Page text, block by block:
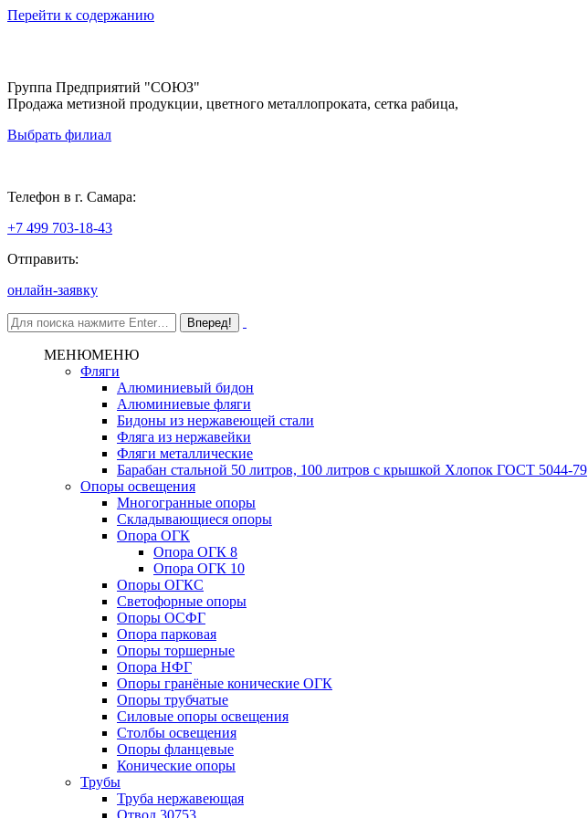
Перейти к содержанию
Группа Предприятий "СОЮЗ"
Продажа метизной продукции, цветного металлопроката, сетка рабица,
Выбрать филиал
Телефон в г. Самара:
+7 499 703-18-43
Отправить:
онлайн-заявку
МЕНЮМЕНЮ
Фляги
Алюминиевый бидон
Алюминиевые фляги
Бидоны из нержавеющей стали
Фляга из нержавейки
Фляги металлические
Барабан стальной 50 литров, 100 литров с крышкой Хлопок ГОСТ 5044-79
Опоры освещения
Многогранные опоры
Складывающиеся опоры
Опора ОГК
Опора ОГК 8
Опора ОГК 10
Опоры ОГКС
Светофорные опоры
Опоры ОСФГ
Опора парковая
Опоры торшерные
Опора НФГ
Опоры гранёные конические ОГК
Опоры трубчатые
Силовые опоры освещения
Столбы освещения
Опоры фланцевые
Конические опоры
Трубы
Труба нержавеющая
Отвод 30753